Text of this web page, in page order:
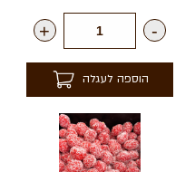
-
+
הוספה לעגלה